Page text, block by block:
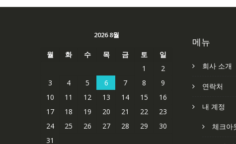
2026 8월
월 화 수 목 금 토
일
1
2
3
4 5 6 7 8
9
10
11 12 13 14 15
16
17
18 19 20 21 22
23
24
25 26 27 28 29
30
31
메뉴
회사 소개
연락처
내 계정
체크아